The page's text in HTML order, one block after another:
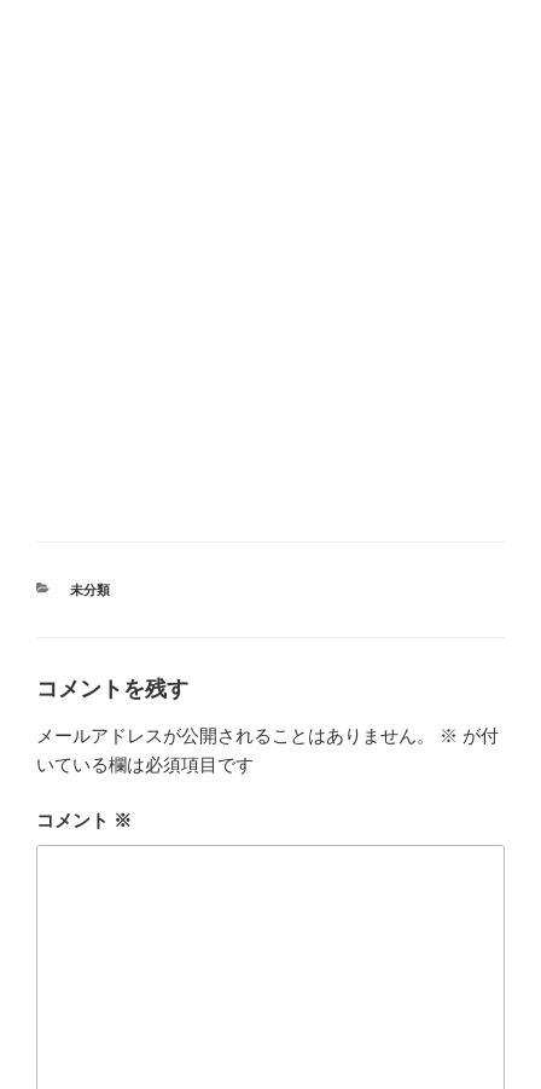
カ
未分類
コメントを残す
メールアドレスが公開されることはありません。 ※ が付
いている欄は必須項目です
コメント ※